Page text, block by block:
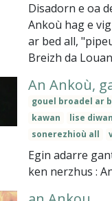
Disadorn e oa
Ankoù hag e
ar bed all,
Breizh da
An Ankoù,
gouel broadel ar
kawan
lise diwan
sonerezhioù all
Egin adarre
ken nerzhus :